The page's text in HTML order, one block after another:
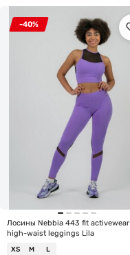
-40%
Лосины Nebbia 443 fit activewear
high-waist leggings Lila
XS M L